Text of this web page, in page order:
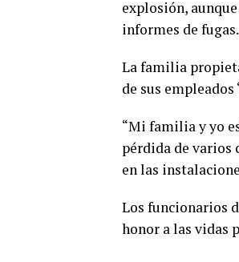
explosión,
informes de fugas.
La familia
de sus empleados
“Mi familia y yo
pérdida de varios
en las
Los funcionarios
honor a las vidas